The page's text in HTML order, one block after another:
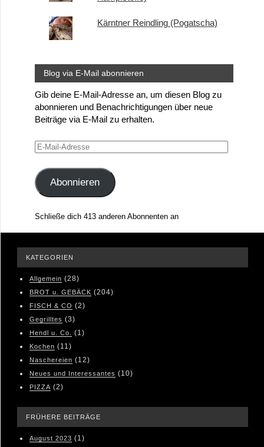
Kärntner Reindling (Pogatscha)
Blog via E-Mail abonnieren
Gib deine E-Mail-Adresse an, um diesen Blog zu
abonnieren und Benachrichtigungen über neue
Beiträge via E-Mail zu erhalten.
E-
Adresse
Abonnieren
Schließe dich 413 anderen Abonnenten an
KATEGORIEN
Allgemein (28)
BROT u. GEBÄCK (204)
FISCH & CO (2)
Gegrilltes (3)
Hendl u. Co. (1)
Kochen (11)
Naschereien (12)
Neues und Interessantes (10)
PIZZA (2)
FRÜHERE BEITRÄGE
August 2023 (1)